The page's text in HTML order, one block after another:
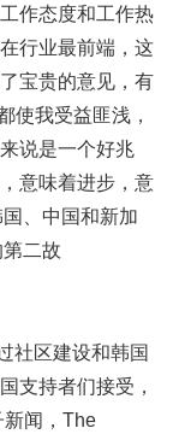
作态度和工作热
行业最前端，这
宝贵的意见，有
使我受益匪浅，
说是一个好兆
意味着进步，意
、中国和新加
二故
社区建设和韩国
支持者们接受，
新闻，The